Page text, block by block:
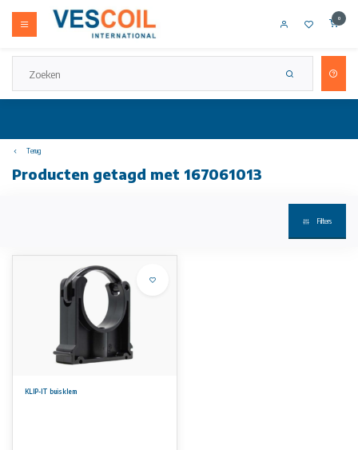
0
Terug
Producten getagd met 167061013
Filters
KLIP-IT buisklem